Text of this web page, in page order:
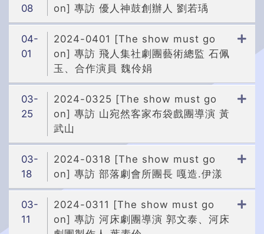
08
on] 專訪 優人神鼓創辦人 劉若瑀
04-
01
2024-0401 [The show must go
on] 專訪 飛人集社劇團藝術總監 石佩
玉、合作演員 魏伶娟
03-
25
2024-0325 [The show must go
on] 專訪 山宛然客家布袋戲團導演 黃
武山
03-
18
2024-0318 [The show must go
on] 專訪 部落劇會所團長 嘎造.伊漾
03-
11
2024-0311 [The show must go
on] 專訪 河床劇團導演 郭文泰、河床